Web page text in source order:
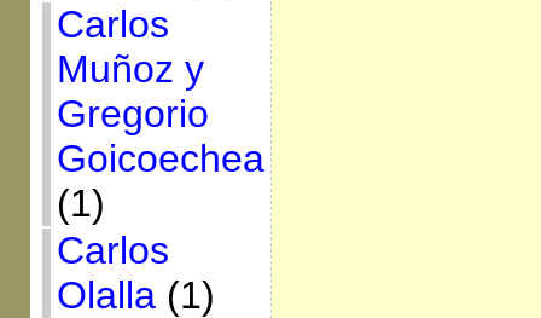
Carlos
Muñoz y
Gregorio
Goicoechea
(1)
Carlos
Olalla(1)